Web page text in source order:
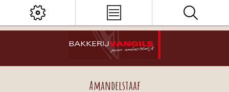
Amandelstaaf